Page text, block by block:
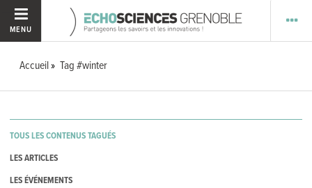
MENU
Accueil Tag #winter
TOUS LES CONTENUS TAGUÉS
LES ARTICLES
LES ÉVÉNEMENTS